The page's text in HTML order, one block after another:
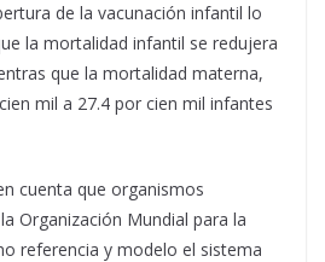
de la vacunación infantil lo
la mortalidad infantil se redujera
que la mortalidad materna,
mil a 27.4 por cien mil infantes
cuenta que organismos
Organización Mundial para la
referencia y modelo el sistema